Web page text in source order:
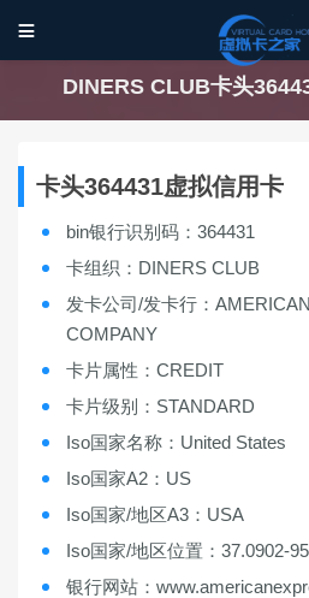

DINERS CLUB卡头
卡头364431虚拟信用卡
bin银行识别码：364431
卡组织：DINERS CLUB
发卡公司/发卡行：
COMPANY
卡片属性：CREDIT
卡片级别：STANDARD
Iso国家名称：United States
Iso国家A2：US
Iso国家/地区A3：USA
Iso国家/地区位置：37.0902-
银行网站：